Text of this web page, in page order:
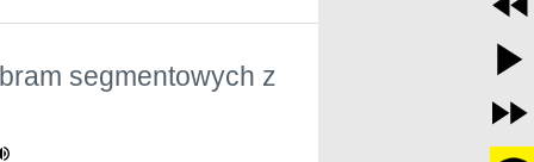
segmentowych z